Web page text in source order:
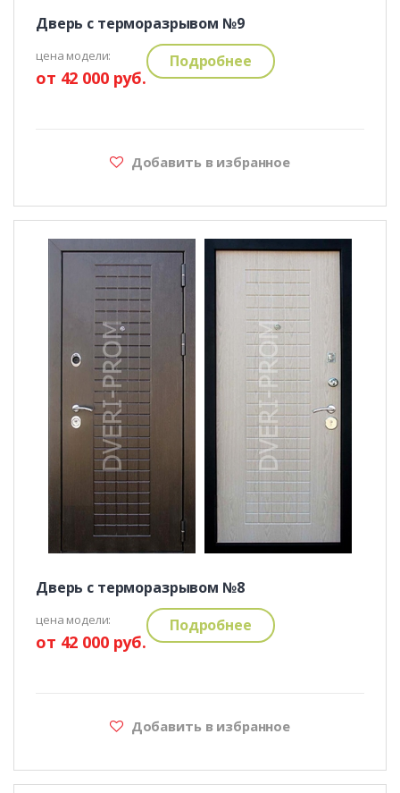
Дверь с терморазрывом №9
цена модели:
от 42 000 руб.
Подробнее
Добавить в избранное
Дверь с терморазрывом №8
цена модели:
от 42 000 руб.
Подробнее
Добавить в избранное